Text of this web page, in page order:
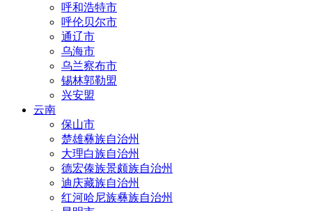
呼和浩特市
呼伦贝尔市
通辽市
乌海市
乌兰察布市
锡林郭勒盟
兴安盟
云南
保山市
楚雄彝族自治州
大理白族自治州
德宏傣族景颇族自治州
迪庆藏族自治州
红河哈尼族彝族自治州